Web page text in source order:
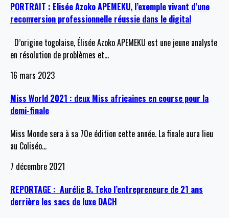
PORTRAIT : Elisée Azoko APEMEKU, l’exemple vivant d’une
reconversion professionnelle réussie dans le digital
D’origine togolaise, Élisée Azoko APEMEKU est une jeune analyste
en résolution de problèmes et…
16 mars 2023
Miss World 2021 : deux Miss africaines en course pour la
demi-finale
Miss Monde sera à sa 70e édition cette année. La finale aura lieu
au Coliséo…
7 décembre 2021
REPORTAGE : Aurélie B. Teko l’entrepreneure de 21 ans
derrière les sacs de luxe DACH